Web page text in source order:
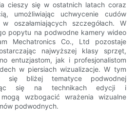
cieszy się w ostatnich latach coraz
umożliwiając uchwycenie cudów
oszałamiających szczegółach. W
popytu na podwodne kamery wideo
Mechatronics Co., Ltd pozostaje
najwyższej klasy sprzęt,
entuzjastom, jak i profesjonalistom
w piersiach wizualizacje. W tym
się bliżej tematyce podwodnej
się na technikach edycji i
wzbogacić wrażenia wizualne
podwodnych.